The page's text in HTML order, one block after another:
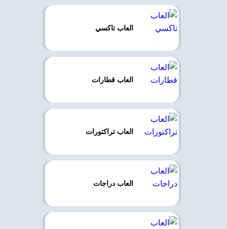
العاب تاكسي
العاب قطارات
العاب تراكتورات
العاب دراجات